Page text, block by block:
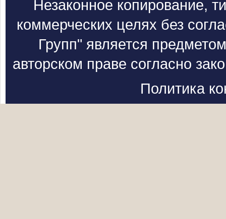
Незаконное копирование,
коммерческих целях без
Групп" является
авторском праве согласно
Политика